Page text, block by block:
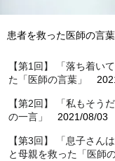
患者を救った医師の言
【第1回】 「落ち着い
た「医師の言葉」
【第2回】 「私もそう
の一言」
2021/08/03
【第3回】 「息子さん
と母親を救った「医師の